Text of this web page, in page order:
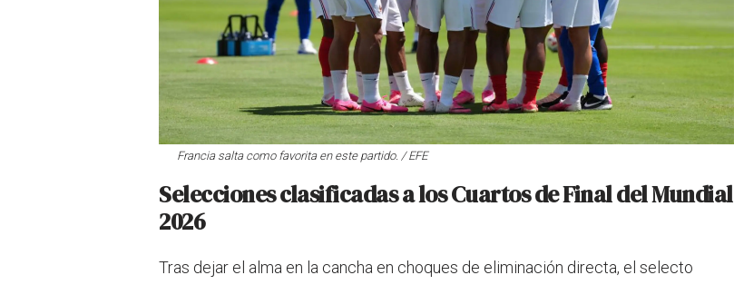
Francia salta como favorita en este partido. / EFE
Selecciones clasificadas a los Cuartos de Final del Mundial
2026
Tras dejar el alma en la cancha en choques de eliminación directa, el selecto